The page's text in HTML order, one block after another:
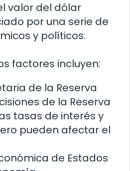
valor del dólar
por una serie de
y políticos.
factores incluyen:
de la Reserva
de la Reserva
tasas de interés y
pueden afectar el
de Estados